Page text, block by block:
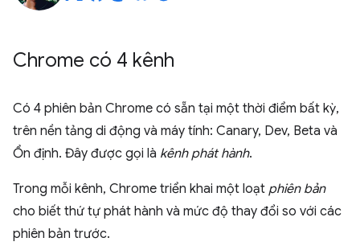
Chrome có 4 kênh
Có 4 phiên bản Chrome có sẵn tại một thời điểm bất kỳ,
trên nền tảng di động và máy tính: Canary, Dev, Beta và
Ổn định. Đây được gọi là kênh phát hành.
Trong mỗi kênh, Chrome triển khai một loạt phiên bản
cho biết thứ tự phát hành và mức độ thay đổi so với các
phiên bản trước.